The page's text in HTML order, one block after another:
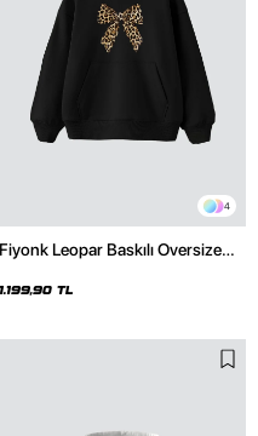
4
Fiyonk Leopar Baskılı Oversize
1.199,90 TL